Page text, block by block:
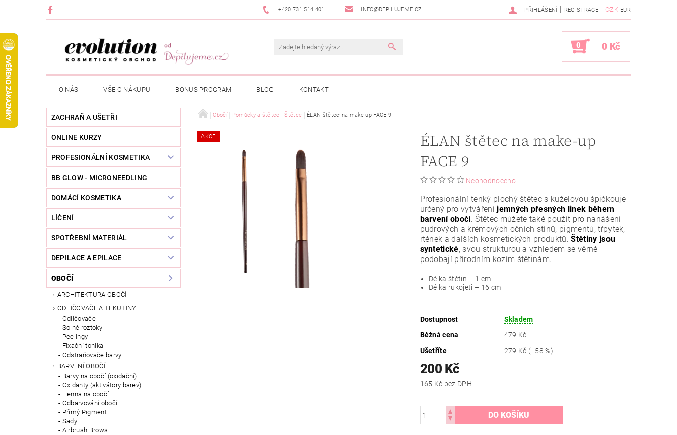
+420 731 514 401 INFO@DEPILUJEME.CZ CZK EUR
PŘIHLÁŠENÍ | REGISTRACE
0 0 Kč
O NÁS VŠE O NÁKUPU BONUS PROGRAM BLOG KONTAKT
ZACHRAŇ A UŠETŘI
ONLINE KURZY
PROFESIONÁLNÍ KOSMETIKA
BB GLOW - MICRONEEDLING
DOMÁCÍ KOSMETIKA
LÍČENÍ
SPOTŘEBNÍ MATERIÁL
DEPILACE A EPILACE
OBOČÍ
ARCHITEKTURA OBOČÍ
ODLIČOVAČE A TEKUTINY
Odličovače
Solné roztoky
Peelingy
Fixační tonika
Odstraňovače barvy
BARVENÍ OBOČÍ
Barvy na obočí (oxidační)
Oxidanty (aktivátory barev)
Henna na obočí
Odbarvování obočí
Přímý Pigment
Sady
Airbrush Brows
Obočí Pomůcky a štětce Štětce ÉLAN štětec na make-up FACE 9
AKCE
ÉLAN štětec na make-up
FACE 9
Neohodnoceno
Profesionální tenký plochý štětec s kuželovou špičkouje
určený pro vytvářeníjemných přesných linek během
barvení obočí. Štětec můžete také použít pro nanášení
pudrových a krémových očních stínů, pigmentů, třpytek,
rtěnek a dalších kosmetických produktů.Štětiny jsou
syntetické, svou strukturou a vzhledem se věrně
podobají přírodním kozím štětinám.
Délka štětin – 1 cm
Délka rukojeti – 16 cm
Dostupnost
Skladem
Běžná cena
479 Kč
Ušetříte
279 Kč (–58 %)
200 Kč
165 Kč bez DPH